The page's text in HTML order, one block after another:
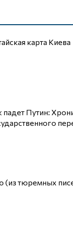
карта Киева
(из тюремных